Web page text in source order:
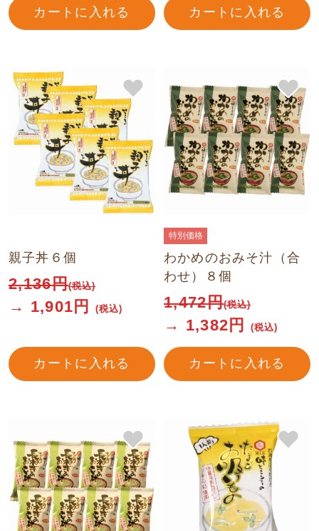
カートに入れる カートに入れる
親子丼６個
2,136円(税込)
→ 1,901 円(税込)
カートに入れる
特別価格
わかめのおみそ汁（合
わせ）８個
1,472円(税込)
→ 1,382 円(税込)
カートに入れる